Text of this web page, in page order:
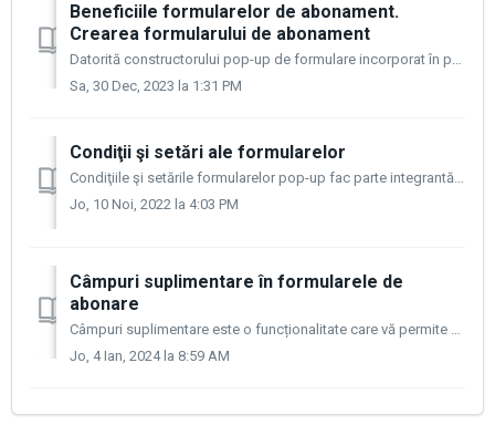
Beneficiile formularelor de abonament.
Crearea formularului de abonament
Datorită constructorului pop-up de formulare incorporat în panoul de administrare a magazinului dvs., puteţi crea uşor un număr nelimitat de variante de for...
Sa, 30 Dec, 2023 la 1:31 PM
Condiţii şi setări ale formularelor
Condiţiile şi setările formularelor pop-up fac parte integrantă din crearea şi folosirea acestora, deoarece tocmai formularele stabilesc când un anumit p...
Jo, 10 Noi, 2022 la 4:03 PM
Câmpuri suplimentare în formularele de
abonare
Câmpuri suplimentare este o funcționalitate care vă permite să adăugați câmpuri personalizate la formularele de abonare. Scopul este de a colecta mai multe ...
Jo, 4 Ian, 2024 la 8:59 AM